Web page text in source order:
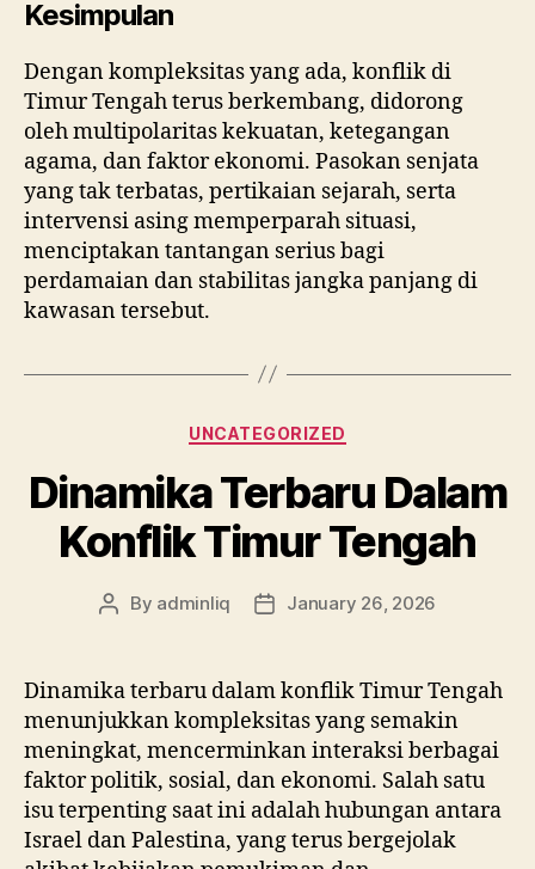
Kesimpulan
Dengan kompleksitas yang ada, konflik di
Timur Tengah terus berkembang, didorong
oleh multipolaritas kekuatan, ketegangan
agama, dan faktor ekonomi. Pasokan senjata
yang tak terbatas, pertikaian sejarah, serta
intervensi asing memperparah situasi,
menciptakan tantangan serius bagi
perdamaian dan stabilitas jangka panjang di
kawasan tersebut.
Categories
UNCATEGORIZED
Dinamika Terbaru Dalam
Konflik Timur Tengah
Post
By adminliq
PostJanuary 26, 2026
Dinamika terbaru dalam konflik Timur Tengah
menunjukkan kompleksitas yang semakin
meningkat, mencerminkan interaksi berbagai
faktor politik, sosial, dan ekonomi. Salah satu
isu terpenting saat ini adalah hubungan antara
Israel dan Palestina, yang terus bergejolak